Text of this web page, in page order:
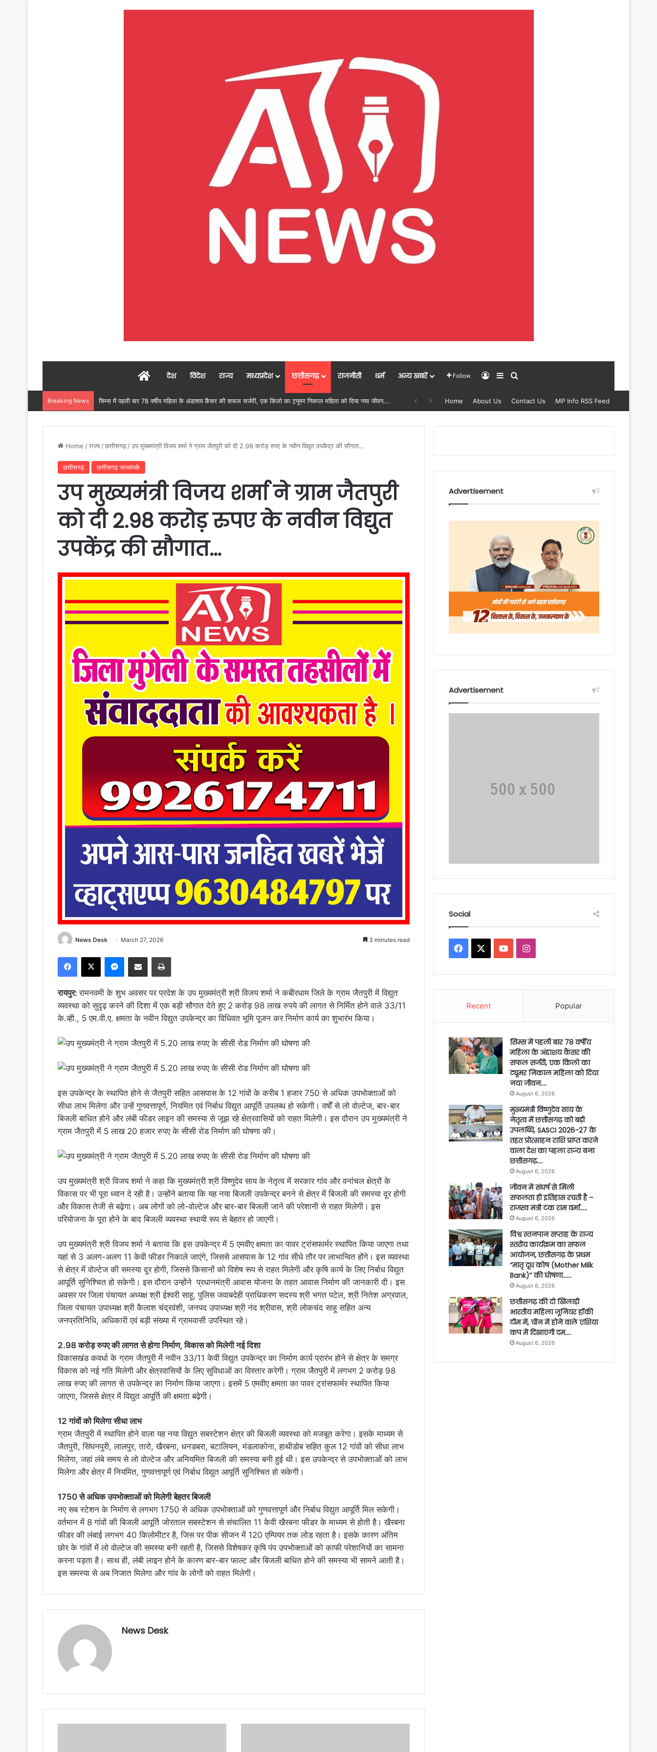
Homeदेश विदेश राज्य मध्यप्रदेश छत्तीसगढ़ राजनीती धर्म अन्य खबरें Follow Log InSidebar
Breaking News Home About Us Contact Us MP Info RSS Feed
Home /राज्य /छत्तीसगढ़ /उप मुख्यमंत्री विजय शर्मा ने ग्राम जैतपुरी को दी 2.98 करोड़ रुपए के नवीन विद्युत उपकेंद्र की सौगात…
छत्तीसगढ़ छत्तीसगढ़ जनसंपर्क
उप मुख्यमंत्री विजय शर्मा ने ग्राम जैतपुरी
को दी 2.98 करोड़ रुपए के नवीन विद्युत
उपकेंद्र की सौगात…
News Desk March 27, 2026 3 minutes read
Facebook
X Messenger
Share via Email Print
रायपुर:रामनवमी के शुभ अवसर पर प्रदेश के उप मुख्यमंत्री श्री विजय शर्मा ने कबीरधाम जिले के ग्राम जैतपुरी में विद्युत
व्यवस्था को सुदृढ़ करने की दिशा में एक बड़ी सौगात देते हुए 2 करोड़ 98 लाख रुपये की लागत से निर्मित होने वाले 33/11
के.व्ही., 5 एम.वी.ए. क्षमता के नवीन विद्युत उपकेन्द्र का विधिवत भूमि पूजन कर निर्माण कार्य का शुभारंभ किया।
इस उपकेन्द्र के स्थापित होने से जैतपुरी सहित आसपास के 12 गांवों के करीब 1 हजार 750 से अधिक उपभोक्ताओं को
सीधा लाभ मिलेगा और उन्हें गुणवत्तापूर्ण, नियमित एवं निर्बाध विद्युत आपूर्ति उपलब्ध हो सकेगी। वर्षों से लो वोल्टेज, बार-बार
बिजली बाधित होने और लंबी फीडर लाइन की समस्या से जूझ रहे क्षेत्रवासियों को राहत मिलेगी। इस दौरान उप मुख्यमंत्री ने
ग्राम जैतपुरी में 5 लाख 20 हजार रुपए के सीसी रोड निर्माण की घोषणा की।
उप मुख्यमंत्री श्री विजय शर्मा ने कहा कि मुख्यमंत्री श्री विष्णुदेव साय के नेतृत्व में सरकार गांव और वनांचल क्षेत्रों के
विकास पर भी पूरा ध्यान दे रही है। उन्होंने बताया कि यह नया बिजली उपकेन्द्र बनने से क्षेत्र में बिजली की समस्या दूर होगी
और विकास तेजी से बढ़ेगा। अब लोगों को लो-वोल्टेज और बार-बार बिजली जाने की परेशानी से राहत मिलेगी। इस
परियोजना के पूरा होने के बाद बिजली व्यवस्था स्थायी रूप से बेहतर हो जाएगी।
उप मुख्यमंत्री श्री विजय शर्मा ने बताया कि इस उपकेन्द्र में 5 एमवीए क्षमता का पावर ट्रांसफार्मर स्थापित किया जाएगा तथा
यहां से 3 अलग-अलग 11 केवी फीडर निकाले जाएंगे, जिससे आसपास के 12 गांव सीधे तौर पर लाभान्वित होंगे। इस व्यवस्था
से क्षेत्र में वोल्टेज की समस्या दूर होगी, जिससे किसानों को विशेष रूप से राहत मिलेगी और कृषि कार्य के लिए निर्बाध विद्युत
आपूर्ति सुनिश्चित हो सकेगी। इस दौरान उन्होंने प्रधानमंत्री आवास योजना के तहत आवास निर्माण की जानकारी दी। इस
अवसर पर जिला पंचायत अध्यक्ष श्री ईश्वरी साहू, पुलिस जवाबदेही प्राधिकरण सदस्य श्री भगत पटेल, श्री नितेश अग्रवाल,
जिला पंचायत उपाध्यक्ष श्री कैलाश चंद्रवंशी, जनपद उपाध्यक्ष श्री नंद श्रीवास, श्री लोकचंद साहू सहित अन्य
जनप्रतिनिधि, अधिकारी एवं बड़ी संख्या में ग्रामवासी उपस्थित रहे।
2.98 करोड़ रुपए की लागत से होगा निर्माण, विकास को मिलेगी नई दिशा
विकासखंड कवर्धा के ग्राम जैतपुरी में नवीन 33/11 केवी विद्युत उपकेन्द्र का निर्माण कार्य प्रारंभ होने से क्षेत्र के समग्र
विकास को नई गति मिलेगी और क्षेत्रवासियों के लिए सुविधाओं का विस्तार करेगी। ग्राम जैतपुरी में लगभग 2 करोड़ 98
लाख रुपए की लागत से उपकेन्द्र का निर्माण किया जाएगा। इसमें 5 एमवीए क्षमता का पावर ट्रांसफार्मर स्थापित किया
जाएगा, जिससे क्षेत्र में विद्युत आपूर्ति की क्षमता बढ़ेगी।
12 गांवों को मिलेगा सीधा लाभ
ग्राम जैतपुरी में स्थापित होने वाला यह नया विद्युत सबस्टेशन क्षेत्र की बिजली व्यवस्था को मजबूत करेगा। इसके माध्यम से
जैतपुरी, सिंघनपुरी, लालपुर, तारो, खैरबना, धनडबरा, बटालियन, मंडलाकोना, हाथीडोब सहित कुल 12 गांवों को सीधा लाभ
मिलेगा, जहां लंबे समय से लो वोल्टेज और अनियमित बिजली की समस्या बनी हुई थी। इस उपकेन्द्र से उपभोक्ताओं को लाभ
मिलेगा और क्षेत्र में नियमित, गुणवत्तापूर्ण एवं निर्बाध विद्युत आपूर्ति सुनिश्चित हो सकेगी।
1750 से अधिक उपभोक्ताओं को मिलेगी बेहतर बिजली
नए सब स्टेशन के निर्माण से लगभग 1750 से अधिक उपभोक्ताओं को गुणवत्तापूर्ण और निर्बाध विद्युत आपूर्ति मिल सकेगी।
वर्तमान में 8 गांवों की बिजली आपूर्ति जोरताल सबस्टेशन से संचालित 11 केवी खैरबना फीडर के माध्यम से होती है। खैरबना
फीडर की लंबाई लगभग 40 किलोमीटर है, जिस पर पीक सीजन में 120 एम्पियर तक लोड रहता है। इसके कारण अंतिम
छोर के गांवों में लो वोल्टेज की समस्या बनी रहती है, जिससे विशेषकर कृषि पंप उपभोक्ताओं को काफी परेशानियों का सामना
करना पड़ता है। साथ ही, लंबी लाइन होने के कारण बार-बार फाल्ट और बिजली बाधित होने की समस्या भी सामने आती है।
इस समस्या से अब निजात मिलेगा और गांव के लोगों को राहत मिलेगी।
News Desk
Advertisement
Advertisement
Social
Facebook YouTubeInstagram
Recent Popular
सिम्स में पहली बार 78 वर्षीय
महिला के अंडाशय कैंसर की
सफल सर्जरी, एक किलो का
ट्यूमर निकाल महिला को दिया
नया जीवन….
August 6, 2026
मुख्यमंत्री विष्णुदेव साय के
नेतृत्व में छत्तीसगढ़ को बड़ी
उपलब्धि, SASCI 2026-27 के
तहत प्रोत्साहन राशि प्राप्त करने
वाला देश का पहला राज्य बना
छत्तीसगढ़….
August 6, 2026
जीवन में संघर्ष से मिली
सफलता ही इतिहास रचती है –
राजस्व मंत्री टंक राम वर्मा…..
August 6, 2026
विश्व स्तनपान सप्ताह के राज्य
स्तरीय कार्यक्रम का सफल
आयोजन, छत्तीसगढ़ के प्रथम
“मातृ दूध कोष (Mother Milk
Bank)” की घोषणा……
August 6, 2026
छत्तीसगढ़ की दो खिलाड़ी
भारतीय महिला जूनियर हॉकी
टीम में, चीन में होने वाले एशिया
कप में दिखाएंगी दम….
August 6, 2026